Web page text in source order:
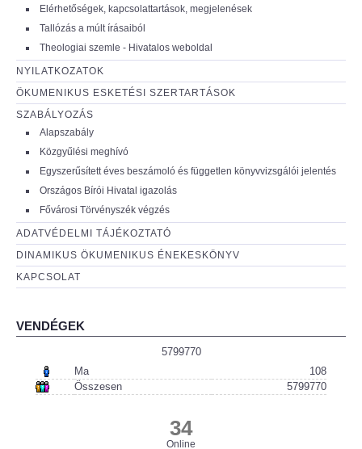
Elérhetőségek, kapcsolattartások, megjelenések
Tallózás a múlt írásaiból
Theologiai szemle - Hivatalos weboldal
NYILATKOZATOK
ÖKUMENIKUS ESKETÉSI SZERTARTÁSOK
SZABÁLYOZÁS
Alapszabály
Közgyűlési meghívó
Egyszerűsített éves beszámoló és független könyvvizsgálói jelentés
Országos Bírói Hivatal igazolás
Fővárosi Törvényszék végzés
ADATVÉDELMI TÁJÉKOZTATÓ
DINAMIKUS ÖKUMENIKUS ÉNEKESKÖNYV
KAPCSOLAT
VENDÉGEK
5799770
Ma
108
Összesen
5799770
34
Online